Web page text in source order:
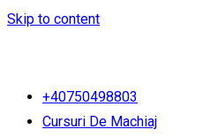
Skip to content
+40750498803
Cursuri De Machiaj